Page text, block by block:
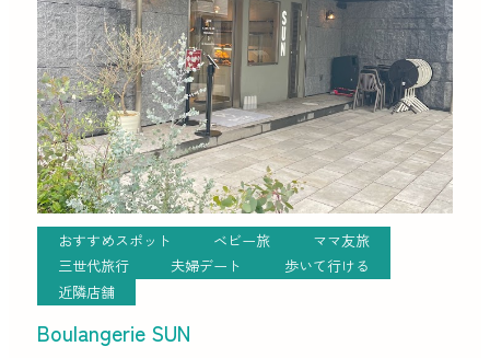
おすすめスポット ベビー旅
ママ友旅
三世代旅行
夫婦デート
歩いて行ける
近隣店舗
Boulangerie SUN